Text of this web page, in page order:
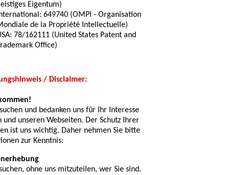
Eigentum)
649740 (OMPI - Organisation
de la Propriété Intellectuelle)
78/162111 (United States Patent and
Office)
/ Disclaimer:
und bedanken uns für Ihr Interesse
unseren Webseiten. Der Schutz Ihrer
ist uns wichtig. Daher nehmen Sie bitte
zur Kenntnis:
ohne uns mitzuteilen, wer Sie sind.